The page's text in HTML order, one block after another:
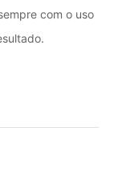
com o uso